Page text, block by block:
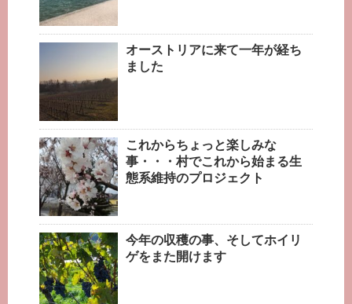
オーストリアに来て一年が経ち
ました
これからちょっと楽しみな
事・・・村でこれから始まる生
態系維持のプロジェクト
今年の収穫の事、そしてホイリ
ゲをまた開けます